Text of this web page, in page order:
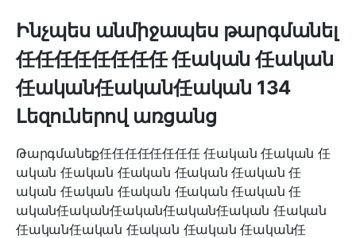
Ինչպես անմիջապես թարգմանել
任任任任任任任任 任ական 任ական
任ական任ական任ական 134
Լեզուներով առցանց
Թարգմանեք任任任任任任任任 任ական 任ական 任
ական 任ական 任ական 任ական 任ական 任
ական 任ական 任ական 任ական 任ական 任
ական任ական任ական任ական任ական 任ական
任ական任ական 任ական 任ական 任ական任